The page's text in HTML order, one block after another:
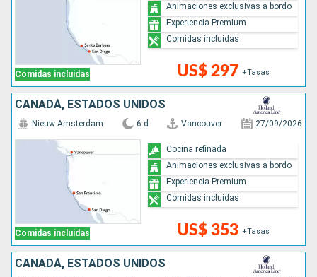
Comidas incluidas US$ 297 +Tasas
Animaciones exclusivas a bordo
Experiencia Premium
Comidas incluidas
CANADÁ, ESTADOS UNIDOS
Comidas incluidas
Nieuw Amsterdam 6 d Vancouver 27/09/2026
US$ 353 +Tasas
Cocina refinada
Animaciones exclusivas a bordo
Experiencia Premium
Comidas incluidas
CANADÁ, ESTADOS UNIDOS